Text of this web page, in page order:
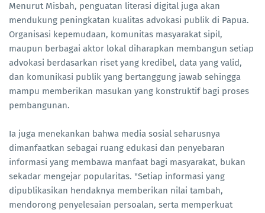
Menurut Misbah, penguatan literasi digital juga akan
mendukung peningkatan kualitas advokasi publik di Papua.
Organisasi kepemudaan, komunitas masyarakat sipil,
maupun berbagai aktor lokal diharapkan membangun setiap
advokasi berdasarkan riset yang kredibel, data yang valid,
dan komunikasi publik yang bertanggung jawab sehingga
mampu memberikan masukan yang konstruktif bagi proses
pembangunan.
Ia juga menekankan bahwa media sosial seharusnya
dimanfaatkan sebagai ruang edukasi dan penyebaran
informasi yang membawa manfaat bagi masyarakat, bukan
sekadar mengejar popularitas. "Setiap informasi yang
dipublikasikan hendaknya memberikan nilai tambah,
mendorong penyelesaian persoalan, serta memperkuat